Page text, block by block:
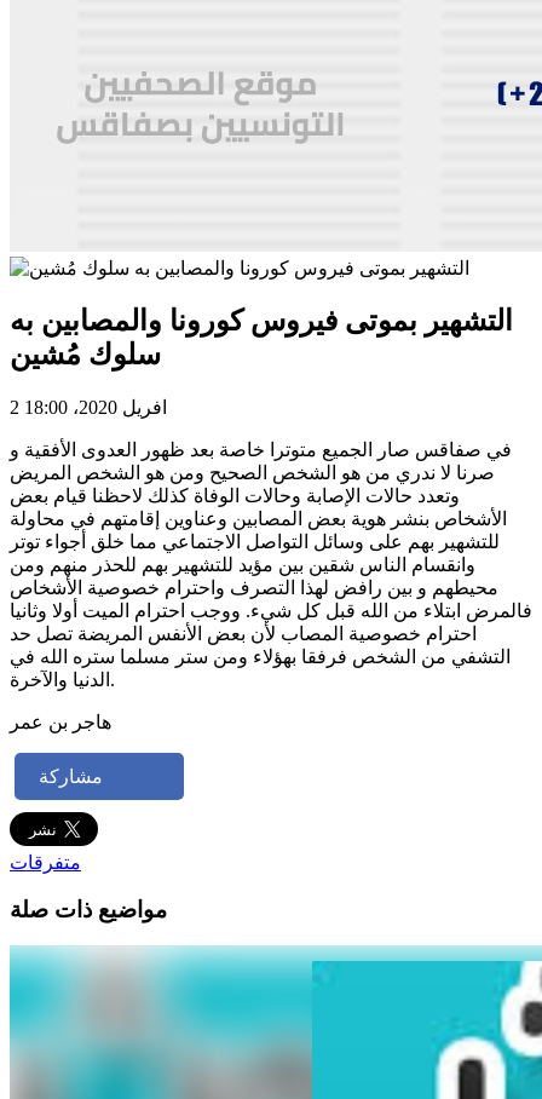
التشهير بموتى فيروس كورونا والمصابين به
سلوك مُشين
2 افريل 2020، 18:00
في صفاقس صار الجميع متوترا خاصة بعد ظهور العدوى الأفقية و
صرنا لا ندري من هو الشخص الصحيح ومن هو الشخص المريض
وتعدد حالات الإصابة وحالات الوفاة كذلك لاحظنا قيام بعض
الأشخاص بنشر هوية بعض المصابين وعناوين إقامتهم في محاولة
للتشهير بهم على وسائل التواصل الاجتماعي مما خلق أجواء توتر
وانقسام الناس شقين بين مؤيد للتشهير بهم للحذر منهم ومن
محيطهم و بين رافض لهذا التصرف واحترام خصوصية الأشخاص
فالمرض ابتلاء من الله قبل كل شيء. ووجب احترام الميت أولا وثانيا
احترام خصوصية المصاب لأن بعض الأنفس المريضة تصل حد
التشفي من الشخص فرفقا بهؤلاء ومن ستر مسلما ستره الله في
الدنيا والآخرة.
هاجر بن عمر
مشاركة
متفرقات
مواضيع ذات صلة